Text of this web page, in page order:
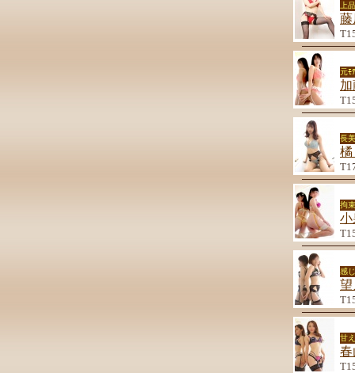
上
藤
元ﾓ
長
橘
拘
小
感
望
甘
春